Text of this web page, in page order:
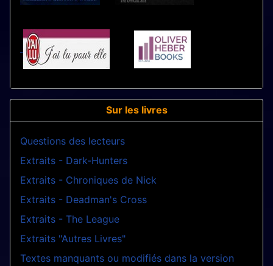
Sur les livres
Questions des lecteurs
Extraits - Dark-Hunters
Extraits - Chroniques de Nick
Extraits - Deadman's Cross
Extraits - The League
Extraits "Autres Livres"
Textes manquants ou modifiés dans la version